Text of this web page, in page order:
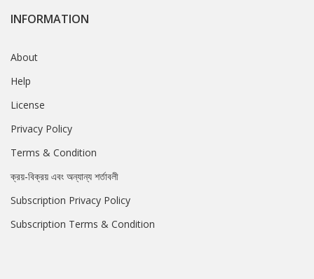
INFORMATION
About
Help
License
Privacy Policy
Terms & Condition
ক্রয়-বিক্রয় এবং অন্যান্য শর্তাবলী
Subscription Privacy Policy
Subscription Terms & Condition